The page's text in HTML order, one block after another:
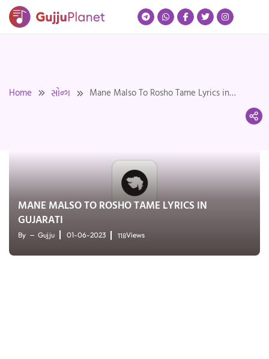
Skip
Home સોન્ગ
Mane Malso To Rosho Tame Lyrics in
MANE MALSO TO ROSHO TAME LYRICS IN
GUJARATI
By Gujju 01-06-2023 118Views